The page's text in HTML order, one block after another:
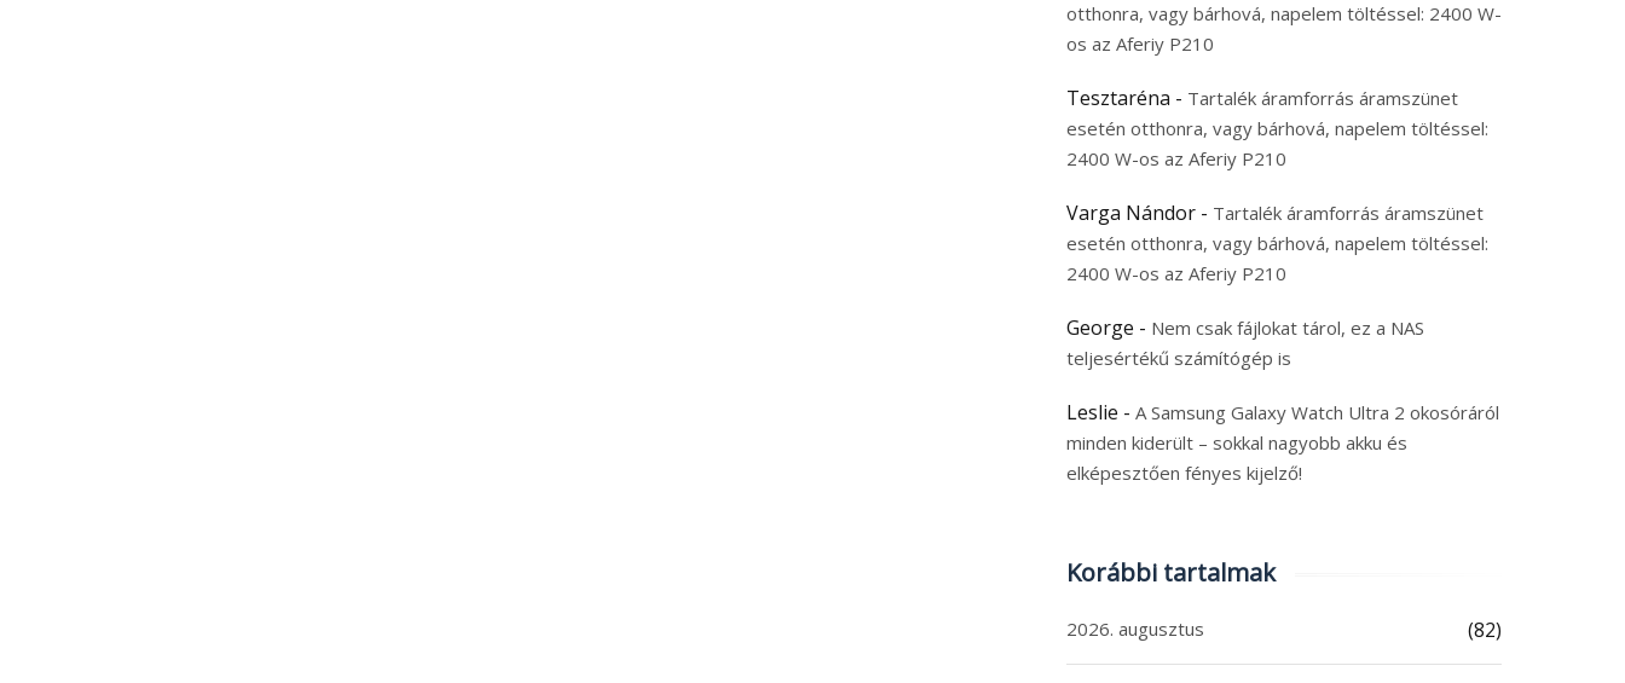
otthonra, vagy bárhová, napelem töltéssel: 2400 W-
os az Aferiy P210
Tesztaréna - Tartalék áramforrás áramszünet
esetén otthonra, vagy bárhová, napelem töltéssel:
2400 W-os az Aferiy P210
Varga Nándor - Tartalék áramforrás áramszünet
esetén otthonra, vagy bárhová, napelem töltéssel:
2400 W-os az Aferiy P210
George - Nem csak fájlokat tárol, ez a NAS
teljesértékű számítógép is
Leslie - A Samsung Galaxy Watch Ultra 2 okosóráról
minden kiderült – sokkal nagyobb akku és
elképesztően fényes kijelző!
Korábbi tartalmak
2026. augusztus (82)